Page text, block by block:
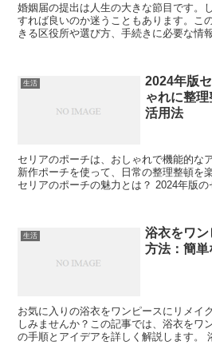
婚姻届の提出は人生の大きな節目です。
すれば良いのか迷うこともあります。こ
きる区役所や選び方、手続きに必要な情
生活
2024年版
ゃれに整
活用法
セリアのポーチは、おしゃれで機能的な
新作ポーチを使って、日常の整理整頓を
セリアのポーチの魅力とは？ 2024年版
生活
浴衣をワ
方法：簡
お気に入りの浴衣をワンピースにリメイ
しみませんか？この記事では、浴衣をワ
の手順とアイデアを詳しく解説します。